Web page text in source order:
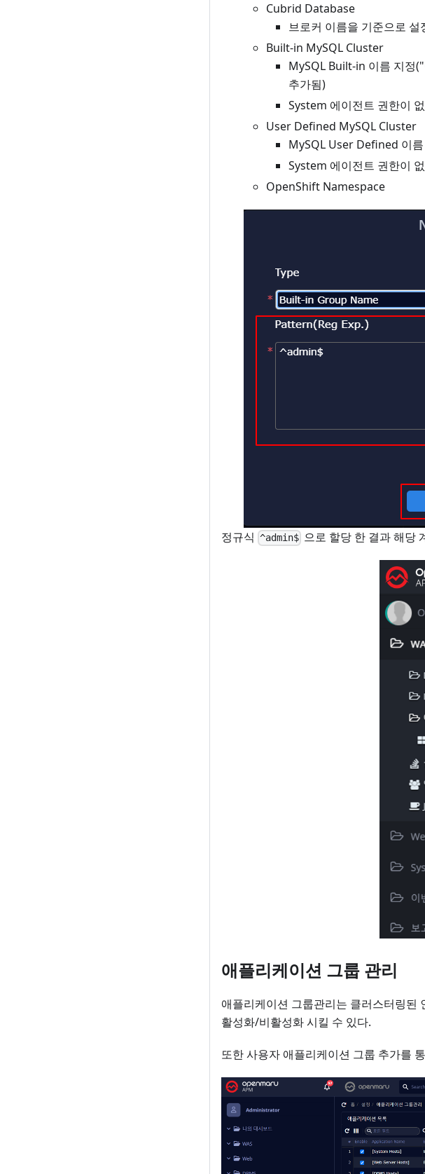
Cubrid Database
브로커 이름을 기준으로 설
Built-in MySQL Cluster
MySQL Built-in 이름 지정
추가됨)
System 에이전트 권한이
User Defined MySQL Cluster
MySQL User Defined 이름
System 에이전트 권한이
OpenShift Namespace
정규식 ^admin$ 으로 할당 한 결과 해당
애플리케이션 그룹 관리
애플리케이션 그룹관리는 클러스터링된
활성화/비활성화 시킬 수 있다.
또한 사용자 애플리케이션 그룹 추가를